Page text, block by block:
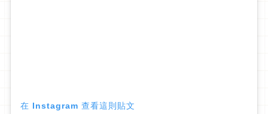
在 Instagram 查看這則貼文